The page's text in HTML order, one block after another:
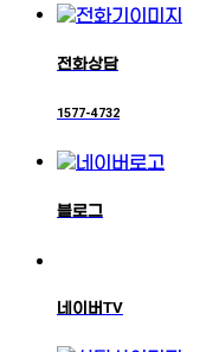
전화상담
1577-4732
블로그
네이버TV